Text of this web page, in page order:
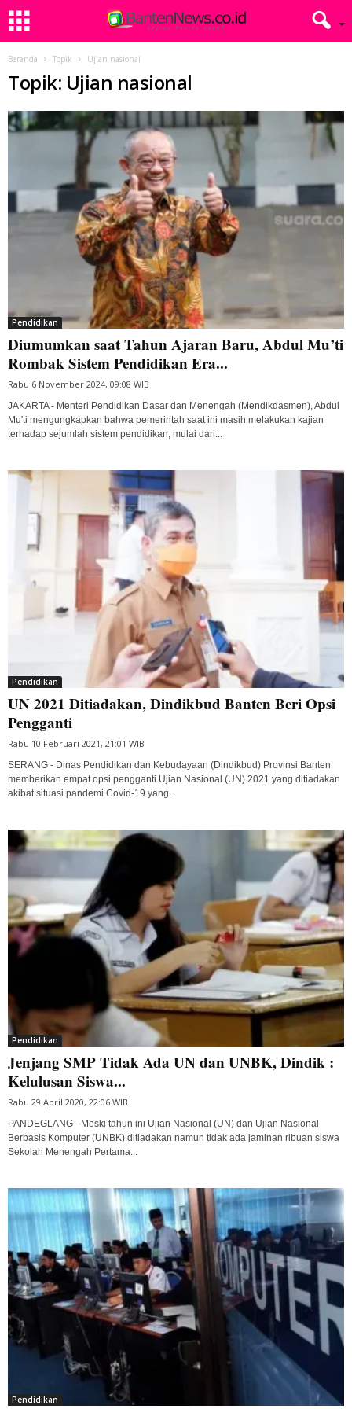
Beranda Topik Ujian nasional
Topik: Ujian nasional
Pendidikan
Diumumkan saat Tahun Ajaran Baru, Abdul Mu’ti
Rombak Sistem Pendidikan Era...
Rabu 6 November 2024, 09:08 WIB
JAKARTA - Menteri Pendidikan Dasar dan Menengah (Mendikdasmen), Abdul
Mu'ti mengungkapkan bahwa pemerintah saat ini masih melakukan kajian
terhadap sejumlah sistem pendidikan, mulai dari...
Pendidikan
UN 2021 Ditiadakan, Dindikbud Banten Beri Opsi
Pengganti
Rabu 10 Februari 2021, 21:01 WIB
SERANG - Dinas Pendidikan dan Kebudayaan (Dindikbud) Provinsi Banten
memberikan empat opsi pengganti Ujian Nasional (UN) 2021 yang ditiadakan
akibat situasi pandemi Covid-19 yang...
Pendidikan
Jenjang SMP Tidak Ada UN dan UNBK, Dindik :
Kelulusan Siswa...
Rabu 29 April 2020, 22:06 WIB
PANDEGLANG - Meski tahun ini Ujian Nasional (UN) dan Ujian Nasional
Berbasis Komputer (UNBK) ditiadakan namun tidak ada jaminan ribuan siswa
Sekolah Menengah Pertama...
Pendidikan